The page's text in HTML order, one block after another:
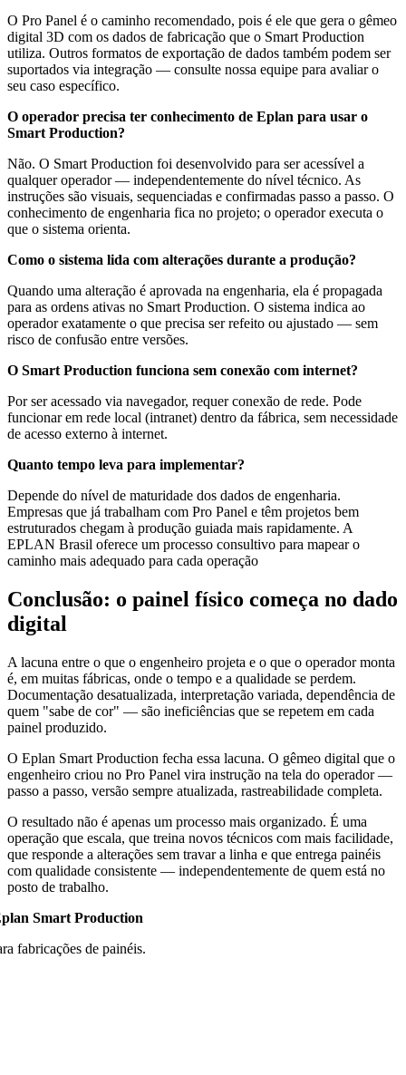
O Pro Panel é o caminho recomendado, pois é ele que gera o gêmeo
digital 3D com os dados de fabricação que o Smart Production
utiliza. Outros formatos de exportação de dados também podem ser
suportados via integração — consulte nossa equipe para avaliar o
seu caso específico.
O operador precisa ter conhecimento de Eplan para usar o
Smart Production?
Não. O Smart Production foi desenvolvido para ser acessível a
qualquer operador — independentemente do nível técnico. As
instruções são visuais, sequenciadas e confirmadas passo a passo. O
conhecimento de engenharia fica no projeto; o operador executa o
que o sistema orienta.
Como o sistema lida com alterações durante a produção?
Quando uma alteração é aprovada na engenharia, ela é propagada
para as ordens ativas no Smart Production. O sistema indica ao
operador exatamente o que precisa ser refeito ou ajustado — sem
risco de confusão entre versões.
O Smart Production funciona sem conexão com internet?
Por ser acessado via navegador, requer conexão de rede. Pode
funcionar em rede local (intranet) dentro da fábrica, sem necessidade
de acesso externo à internet.
Quanto tempo leva para implementar?
Depende do nível de maturidade dos dados de engenharia.
Empresas que já trabalham com Pro Panel e têm projetos bem
estruturados chegam à produção guiada mais rapidamente. A
EPLAN Brasil oferece um processo consultivo para mapear o
caminho mais adequado para cada operação
Conclusão: o painel físico começa no dado
digital
A lacuna entre o que o engenheiro projeta e o que o operador monta
é, em muitas fábricas, onde o tempo e a qualidade se perdem.
Documentação desatualizada, interpretação variada, dependência de
quem "sabe de cor" — são ineficiências que se repetem em cada
painel produzido.
O Eplan Smart Production fecha essa lacuna. O gêmeo digital que o
engenheiro criou no Pro Panel vira instrução na tela do operador —
passo a passo, versão sempre atualizada, rastreabilidade completa.
O resultado não é apenas um processo mais organizado. É uma
operação que escala, que treina novos técnicos com mais facilidade,
que responde a alterações sem travar a linha e que entrega painéis
com qualidade consistente — independentemente de quem está no
posto de trabalho.
Smart Production
fabricações de painéis.